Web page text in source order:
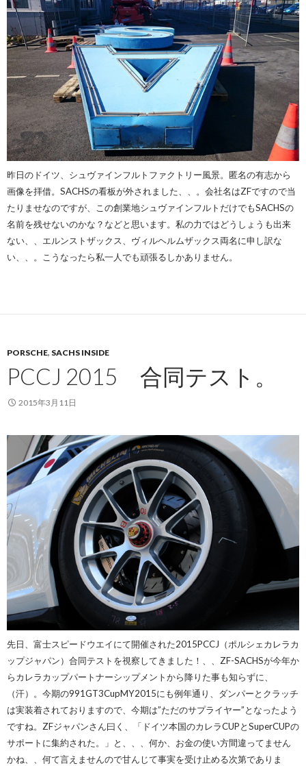
昨日のドイツ、シュヴァインフルトファクトリー風景。匿名の有志から
画像を拝借。SACHSの看板が外されました、、。会社名はZFですので当
たりませなのですが、この創業地シュヴァインフルトだけでもSACHSの
名前を残せないのかな？などと思います。私の力ではどうしょうも出来
ない、、エルンストザックス、ヴィルヘルムザックス両名に申し訳な
い、、。こうなったら私一人でも頑張るしかありません。
PORSCHE, SACHS INSIDE
PCCJ 2015 合同テスト。
2015年3月11日
先日、富士スピードウエイにて開催された2015PCCJ（ポルシェカレラカ
ップジャパン）合同テストを視察してきました！、、ZF-SACHSが今年か
らカレラカップパートナーシップメントから降りた事も知らずに、
（汗）。今期の991GT3CupMY2015にも例年通り、ダンパーとクラッチ
は実装着されておりますので、今期は”ただのサプライヤー”となったよう
ですね。ZFジャパンさん曰く、「ドイツ本国のカレラCUPとSuperCUPの
サポートに集約された。」と、、、何か、お金の使い方間違ってません
かね、、何て言えませんので甘んじて事実を受け止める次第でありま